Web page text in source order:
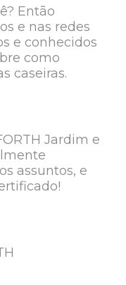
Então
e nas redes
e conhecidos
como
caseiras.
Jardim e
assuntos, e